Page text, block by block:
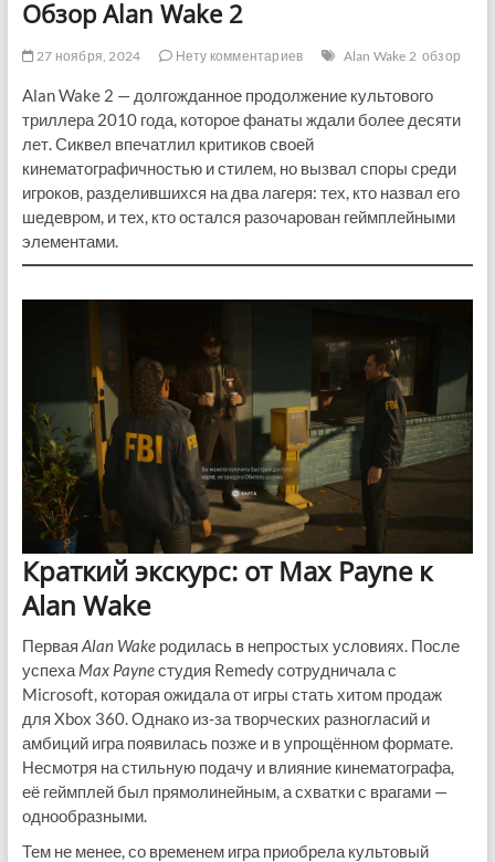
Обзор Alan Wake 2
27 ноября, 2024 Нету комментариев Alan Wake 2 обзор
Alan Wake 2 — долгожданное продолжение культового
триллера 2010 года, которое фанаты ждали более десяти
лет. Сиквел впечатлил критиков своей
кинематографичностью и стилем, но вызвал споры среди
игроков, разделившихся на два лагеря: тех, кто назвал его
шедевром, и тех, кто остался разочарован геймплейными
элементами.
Краткий экскурс: от Max Payne к
Alan Wake
Первая Alan Wakeродилась в непростых условиях. После
успеха Max Payneстудия Remedy сотрудничала с
Microsoft, которая ожидала от игры стать хитом продаж
для Xbox 360. Однако из-за творческих разногласий и
амбиций игра появилась позже и в упрощённом формате.
Несмотря на стильную подачу и влияние кинематографа,
её геймплей был прямолинейным, а схватки с врагами —
однообразными.
Тем не менее, со временем игра приобрела культовый